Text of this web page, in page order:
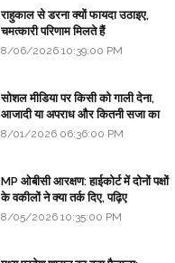
राहुकाल से डरना क्यों फायदा उठाइए,
चमत्कारी परिणाम मिलते हैं
8/06/2026 10:39:00 PM
सोशल मीडिया पर किसी को गाली देना,
आजादी या अपराध और कितनी सजा का
प्रावधान - free legal advice
8/01/2026 06:36:00 PM
MP ओबीसी आरक्षण: हाईकोर्ट में दोनों पक्षों
के वकीलों ने क्या तर्क दिए, पढ़िए
8/05/2026 10:35:00 PM